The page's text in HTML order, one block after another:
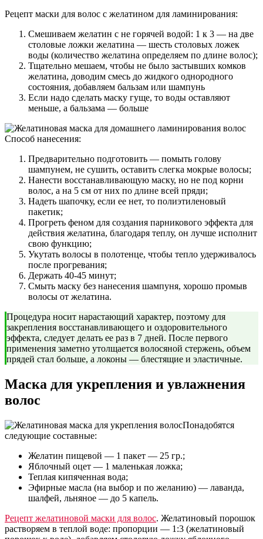
Рецепт маски для волос с желатином для ламинирования:
Смешиваем желатин с не горячей водой: 1 к 3 — на две
столовые ложки желатина — шесть столовых ложек
воды (количество желатина определяем по длине волос);
Тщательно мешаем, чтобы не было застывших комков
желатина, доводим смесь до жидкого однородного
состояния, добавляем бальзам или шампунь
Если надо сделать маску гуще, то воды оставляют
меньше, а бальзама — больше
Способ нанесения:
Предварительно подготовить — помыть голову
шампунем, не сушить, оставить слегка мокрые волосы;
Нанести восстанавливающую маску, но не под корни
волос, а на 5 см от них по длине всей пряди;
Надеть шапочку, если ее нет, то полиэтиленовый
пакетик;
Прогреть феном для создания парникового эффекта для
действия желатина, благодаря теплу, он лучше исполнит
свою функцию;
Укутать волосы в полотенце, чтобы тепло удерживалось
после прогревания;
Держать 40-45 минут;
Смыть маску без нанесения шампуня, хорошо промыв
волосы от желатина.
Процедура носит нарастающий характер, поэтому для
закрепления восстанавливающего и оздоровительного
эффекта, следует делать ее раз в 7 дней. После первого
применения заметно утолщается волосяной стержень, объем
прядей стал больше, а локоны — блестящие и эластичные.
Маска для укрепления и увлажнения
волос
Понадобятся
следующие составные:
Желатин пищевой — 1 пакет — 25 гр.;
Яблочный оцет — 1 маленькая ложка;
Теплая кипяченная вода;
Эфирные масла (на выбор и по желанию) — лаванда,
шалфей, льняное — до 5 капель.
Рецепт желатиновой маски для волос. Желатиновый порошок
растворяем в теплой воде: пропорции — 1:3 (желатиновый